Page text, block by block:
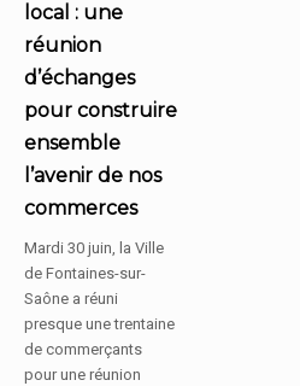
local : une
réunion
d’échanges
pour construire
ensemble
l’avenir de nos
commerces
Mardi 30 juin, la Ville
de Fontaines-sur-
Saône a réuni
presque une trentaine
de commerçants
pour une réunion